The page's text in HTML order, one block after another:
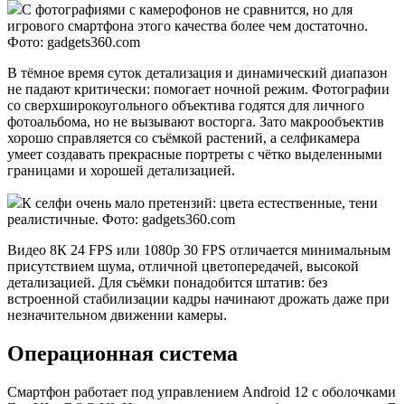
С фотографиями с камерофонов не сравнится, но для
игрового смартфона этого качества более чем достаточно.
Фото: gadgets360.com
В тёмное время суток детализация и динамический диапазон
не падают критически: помогает ночной режим. Фотографии
со сверхширокоугольного объектива годятся для личного
фотоальбома, но не вызывают восторга. Зато макрообъектив
хорошо справляется со съёмкой растений, а селфикамера
умеет создавать прекрасные портреты с чётко выделенными
границами и хорошей детализацией.
К селфи очень мало претензий: цвета естественные, тени
реалистичные. Фото: gadgets360.com
Видео 8К 24 FPS или 1080p 30 FPS отличается минимальным
присутствием шума, отличной цветопередачей, высокой
детализацией. Для съёмки понадобится штатив: без
встроенной стабилизации кадры начинают дрожать даже при
незначительном движении камеры.
Операционная система
Смартфон работает под управлением Android 12 с оболочками